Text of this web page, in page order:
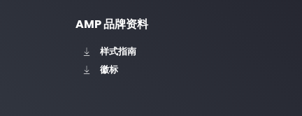
AMP 品牌资料
样式指南
徽标